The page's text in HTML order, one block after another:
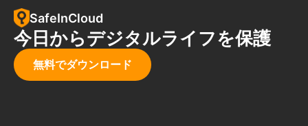
SafeInCloud
今日からデジタルライフを保護
無料でダウンロード